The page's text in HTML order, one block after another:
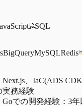
SQL
BigQueryMySQLRedis
Next.js、IaC(ADS
実務経験
Goでの開発経験：3年